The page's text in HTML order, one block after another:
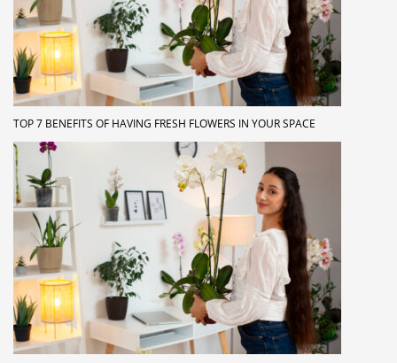
TOP 7 BENEFITS OF HAVING FRESH FLOWERS IN YOUR SPACE